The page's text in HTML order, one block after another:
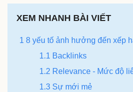
XEM NHANH BÀI VIẾT
1 8 yếu tố ảnh hưởng đến xếp
1.1 Backlinks
1.2 Relevance - Mức độ
1.3 Sự mới mẻ